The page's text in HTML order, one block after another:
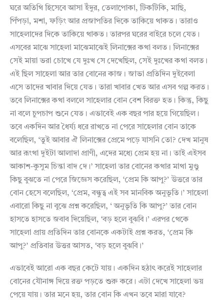
ঘরে অতিথি হিসেবে আসা ইঁদুর, তেলাপোকা, টিকটিকি, মাছি,
পিঁপড়া, মশা, ফড়িং আর প্রজাপতির দিকে তাকিয়ে থাকত। তারাও
সাহেলাদের দিকে তাকিয়ে থাকত। তারপর ঘরের বাইরে চলে যেত।
এসবের মাঝে সাহেলা মাঝেমাঝেই লিনাক্সের কথা বলত। লিনাক্সের
সেই মায়া ভরা চোখে যে দুঃখ সে দেখেছিল, সেই দুঃখের কথা বলত।
এই ছিল সাহেলা আর তার বোনের কাজ। জাভা প্রতিদিন দুইবেলা
এসে তাদের খাবার দিয়ে যেত। তারা খাবার খেত আর এসব গল্প করত।
তবে লিনাক্সের কথা বললে সাহেলার বোন বেশ বিরক্ত হত। কিন্তু, কিছু
না বলে চুপচাপ শুনে যেত। এভাবেই এক বছর পার হয়ে গিয়েছিল।
তবে একদিন আর ধৈর্য্য ধরে রাখতে না পেরে সাহেলার বোন তাকে
বলেছিল, ‘তুই আবার ঐ লিনাক্সের প্রেমে পড়ে যাসনি তো? দেখ মানুষ
আর রূংথা দুইটা আলাদা প্রাণী, এদের মধ্যে প্রেম হয় না। তাই এইসব
আকাশ-কুসুম চিন্তা বাদ দে।’ সাহেলা তার বোনের কথার মাথা মুণ্ডু
কিছু বুঝতে না পেরে জিজ্ঞেস করেছিল, ‘প্রেম কি আপু?’ উত্তরে তার
বোন হেসে বলেছিল, ‘প্রেম, বন্ধুত্ব এই সব মানবিক অনুভূতি।’ সাহেলা
এবারো কিছু না বুঝে প্রশ্ন করেছিল, ‘ অনুভূতি কি আপু?’ তার বোন
হাসতে হাসতে জবাব দিয়েছিল, ‘বড় হলে বুঝবি।’ এরপর থেকে
সাহেলা প্রায় প্রতিদিন তার বোনকে একটাই প্রশ্ন করত, ‘প্রেম কি
আপু?’ প্রতিবার উত্তর আসত, ‘বড় হলে বুঝবি।’
এভাবেই আরো এক বছর কেটে যায়। একদিন হঠাৎ করেই সাহেলার
বোনের যৌনাঙ্গ দিয়ে রক্ত পড়তে শুরু করে। এটা দেখে সাহেলা ভয়
পেয়ে যায়। তার মনে হয়, তার বোন কি এখন তবে মারা যাবে?